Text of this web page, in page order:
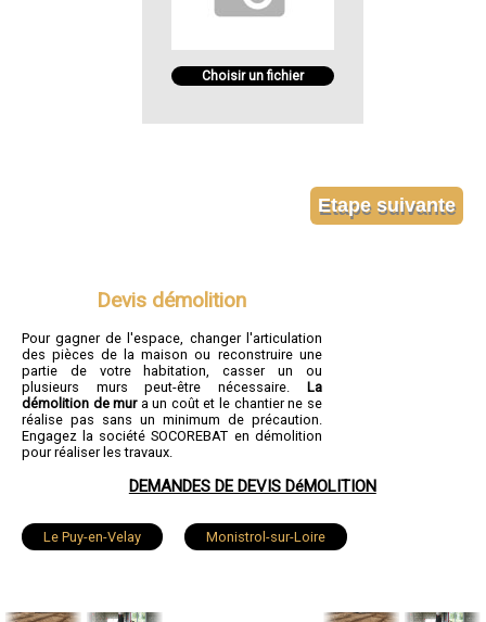
Choisir un fichier
Devis démolition
Pour gagner de l'espace, changer l'articulation
des pièces de la maison ou reconstruire une
partie de votre habitation, casser un ou
plusieurs murs peut-être nécessaire. La
démolition de mura un coût et le chantier ne se
réalise pas sans un minimum de précaution.
Engagez la société SOCOREBAT en démolition
pour réaliser les travaux.
DEMANDES DE DEVIS DéMOLITION
Le Puy-en-Velay Monistrol-sur-Loire